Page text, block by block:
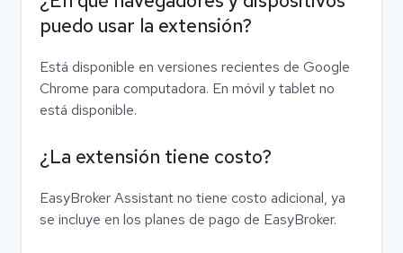
puedo usar la extensión?
Está disponible en versiones recientes de Google
Chrome para computadora. En móvil y tablet no
está disponible.
¿La extensión tiene costo?
EasyBroker Assistant no tiene costo adicional, ya
se incluye en los planes de pago de EasyBroker.